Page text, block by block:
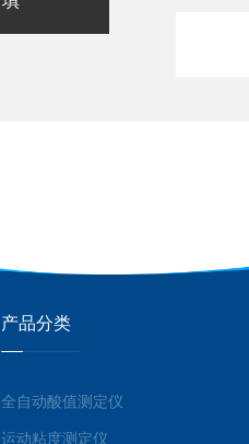
产品分类
全自动酸值测定仪
运动粘度测定仪